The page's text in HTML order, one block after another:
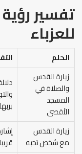
تفسير
للعزباء
الحلم
زيارة القدس
والصلاة في
المسجد
الأقصى
زيارة القدس
مع شخص تحبه